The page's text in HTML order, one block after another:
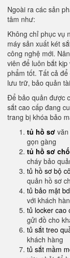
Ngoài ra các sản
tâm như:
Không chỉ phục vụ
máy sản xuất két
công nghệ mới.
viên để luôn bắt
phẩm tốt. Tất cả
lưu trữ, bảo quản
Để bảo quản được
sắt cao cấp đang
trang bị khóa bảo
tủ hồ sơ
gọn gàng
tủ hồ sơ
cháy bảo
tủ hồ sơ bộ
quản hồ sơ
tủ bảo mật
với khách
tủ locker cao
gửi đồ cho
tủ sắt treo
khách hàng
tủ sắt mầm